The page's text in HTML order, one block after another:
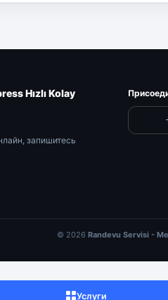
Hızlı Kolay
запишитесь
© 2026 Randevu Servisi -
Услуги